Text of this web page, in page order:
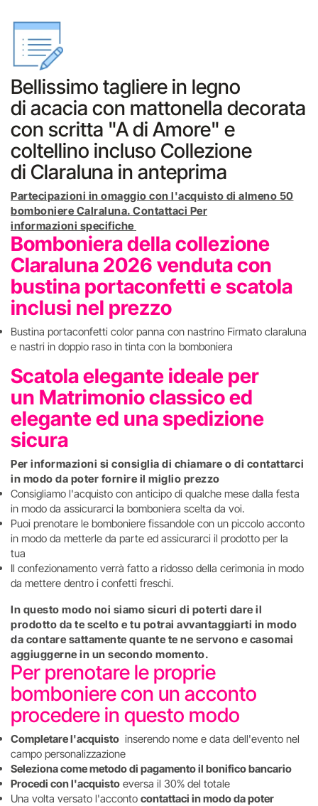
Bellissimo tagliere in legno
di acacia con mattonella decorata
con scritta "A di Amore" e
coltellino incluso Collezione
di Claraluna in anteprima
Partecipazioni in omaggio con l'acquisto di almeno 50
bomboniere Calraluna. Contattaci Per
informazioni specifiche
Bomboniera della collezione
Claraluna 2026 venduta con
bustina portaconfetti e scatola
inclusi nel prezzo
Bustina portaconfetti color panna con nastrino Firmato claraluna
e nastri in doppio raso in tinta con la bomboniera
Scatola elegante ideale per
un Matrimonio classico ed
elegante ed una spedizione
sicura
Per informazioni si consiglia di chiamare o di contattarci
in modo da poter fornire il miglio prezzo
Consigliamo l'acquisto con anticipo di qualche mese dalla festa
in modo da assicurarci la bomboniera scelta da voi.
Puoi prenotare le bomboniere fissandole con un piccolo acconto
in modo da metterle da parte ed assicurarci il prodotto per la
tua
Il confezionamento verrà fatto a ridosso della cerimonia in modo
da mettere dentro i confetti freschi.
In questo modo noi siamo sicuri di poterti dare il
prodotto da te scelto e tu potrai avvantaggiarti in modo
da contare sattamente quante te ne servono e casomai
aggiuggerne in un secondo momento.
Per prenotare le proprie
bomboniere con un acconto
procedere in questo modo
Completare l'acquisto inserendo nome e data dell'evento nel
campo personalizzazione
Seleziona come metodo di pagamento il bonifico bancario
Procedi con l'acquisto eversa il 30% del totale
Una volta versato l'acconto contattaci in modo da poter